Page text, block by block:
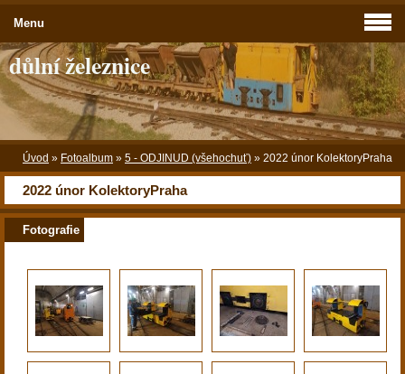
důlní železnice
Úvod » Fotoalbum » 5 - ODJINUD (všehochuť) » 2022 únor KolektoryPraha
2022 únor KolektoryPraha
Fotografie
Menu